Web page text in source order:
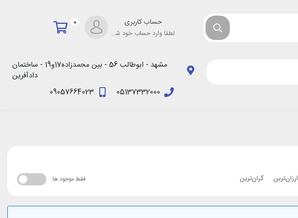
حساب کاربری
لطفا وارد حساب خود شوید!
0
مشهد - ابوطالب 56 - بین محمدزاده17و19 - ساختمان
دادآفرین
05137332000
09057664023
ارزان‌ترین گران‌ترین فقط موجود ها: